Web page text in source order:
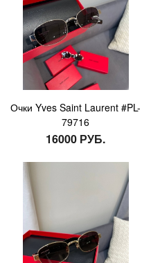
Очки Yves Saint Laurent #PL-
79716
16000 РУБ.